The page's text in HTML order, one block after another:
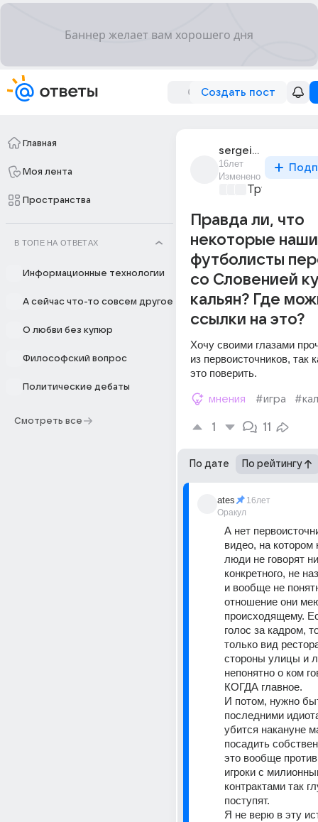
Создать пост
Главная
Моя лента
Пространства
В ТОПЕ НА ОТВЕТАХ
Информационные технологии
А сейчас что-то совсем другое
О любви без купюр
Философский вопрос
Политические дебаты
Смотреть все
sergei_toptygin
16лет
Изменено
Трушный
Правда ли, что
некоторые наши
футболисты
со Словенией
кальян? Где
ссылки на это?
Хочу своими глазами
из первоисточников, так
это поверить.
мнения #игра
1 11
По дате По рейтингу
ates
Оракул
16лет
А нет
видео, на котором
люди не говорят
конкретного, не
и вообще не
отношение они
происходящему.
голос за кадром,
только вид
стороны улицы и
непонятно о ком
КОГДА главное.
И потом, нужно
последними
убится накануне
посадить
это вообще против
игроки с
контрактами так
поступят.
Я не верю в эту